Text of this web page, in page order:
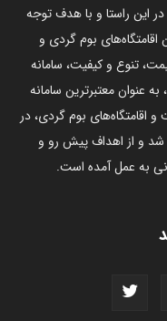
این راستا و با هدف توجه
اقامتگاه‌های بوم گردی و
تنوع و کیفیت، سامانه
عنوان معتبرترین سامانه
و اقامتگاه‌های بوم گردی، در
شد و از اهداف پیش رو و
به عمل آمده است.